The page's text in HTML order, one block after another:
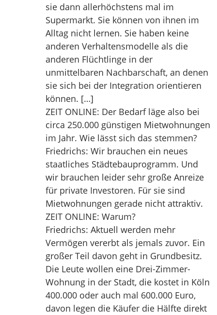
sie dann allerhöchstens mal im
Supermarkt. Sie können von ihnen im
Alltag nicht lernen. Sie haben keine
anderen Verhaltensmodelle als die
anderen Flüchtlinge in der
unmittelbaren Nachbarschaft, an denen
sie sich bei der Integration orientieren
können. […]
ZEIT ONLINE: Der Bedarf läge also bei
circa 250.000 günstigen Mietwohnungen
im Jahr. Wie lässt sich das stemmen?
Friedrichs: Wir brauchen ein neues
staatliches Städtebauprogramm. Und
wir brauchen leider sehr große Anreize
für private Investoren. Für sie sind
Mietwohnungen gerade nicht attraktiv.
ZEIT ONLINE: Warum?
Friedrichs: Aktuell werden mehr
Vermögen vererbt als jemals zuvor. Ein
großer Teil davon geht in Grundbesitz.
Die Leute wollen eine Drei-Zimmer-
Wohnung in der Stadt, die kostet in Köln
400.000 oder auch mal 600.000 Euro,
davon legen die Käufer die Hälfte direkt